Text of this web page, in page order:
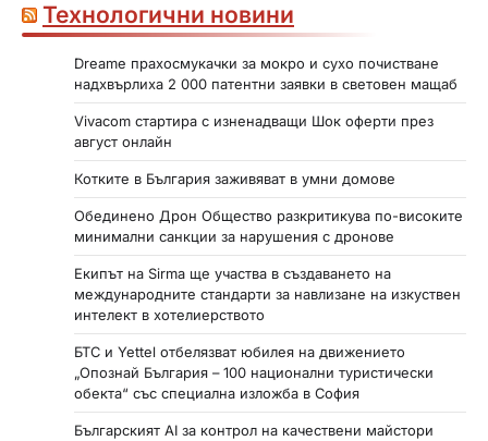
Технологични новини
Dreame прахосмукачки за мокро и сухо почистване
надхвърлиха 2 000 патентни заявки в световен мащаб
Vivacom стартира с изненадващи Шок оферти през
август онлайн
Котките в България заживяват в умни домове
Обединено Дрон Общество разкритикува по-високите
минимални санкции за нарушения с дронове
Екипът на Sirma ще участва в създаването на
международните стандарти за навлизане на изкуствен
интелект в хотелиерството
БТС и Yettel отбелязват юбилея на движението
„Опознай България – 100 национални туристически
обекта“ със специална изложба в София
Българският AI за контрол на качествени майстори